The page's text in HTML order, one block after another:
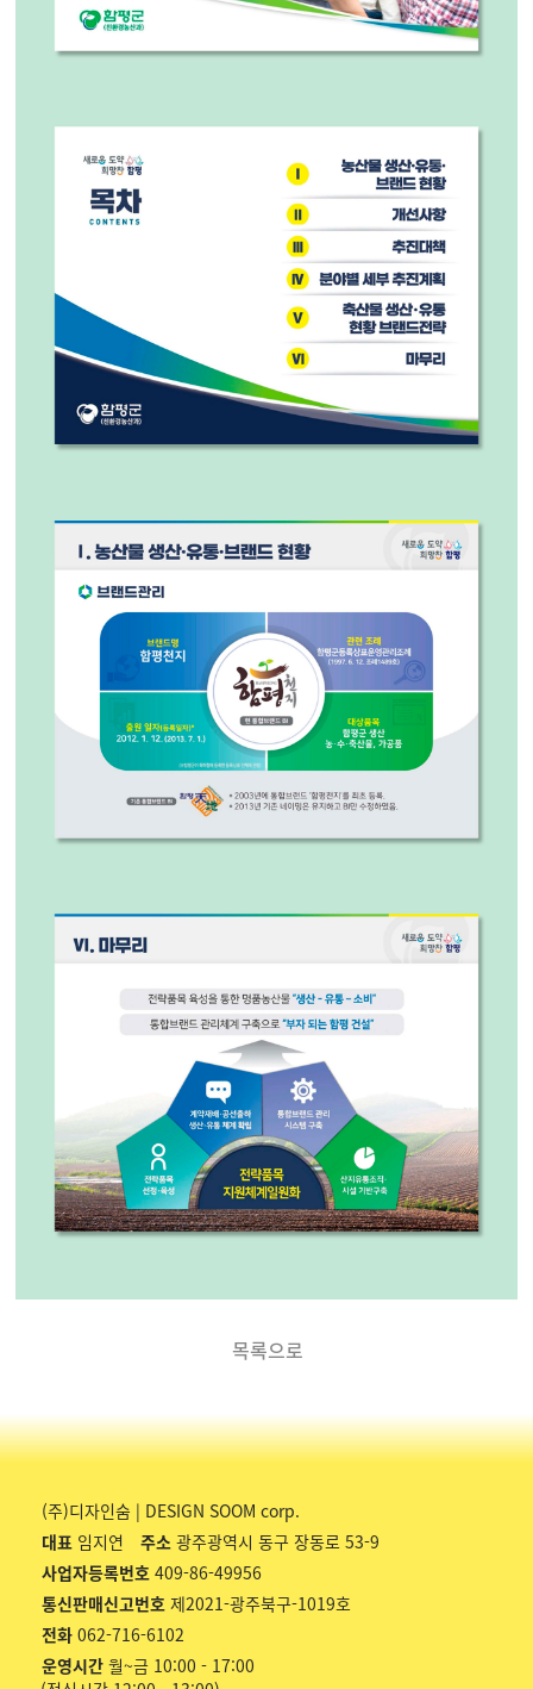
목록으로
(주)디자인숨 | DESIGN SOOM corp.
대표임지연 주소광주광역시 동구 장동로 53-9
사업자등록번호409-86-49956
통신판매신고번호제2021-광주북구-1019호
전화062-716-6102
운영시간월~금 10:00 - 17:00